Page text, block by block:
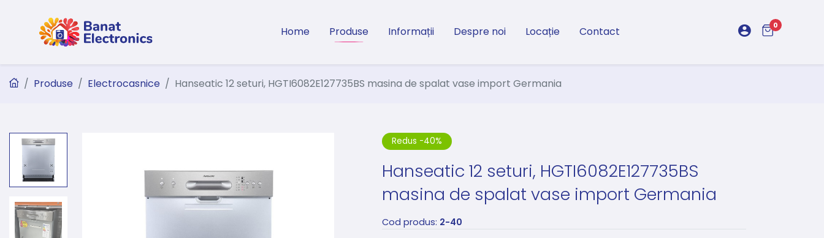
Home Produse Informații Despre noi Locație Contact 0
Produse Electrocasnice Hanseatic 12 seturi, HGTI6082E127735BS masina de spalat vase import Germania
Redus -40%
Hanseatic 12 seturi, HGTI6082E127735BS
masina de spalat vase import Germania
Cod produs: 2-40